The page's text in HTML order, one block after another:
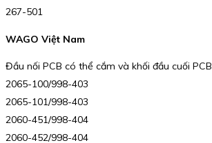
267-501
WAGO Việt Nam
Đầu nối PCB có thể cắm và khối đầu cuối PCB
2065-100/998-403
2065-101/998-403
2060-451/998-404
2060-452/998-404